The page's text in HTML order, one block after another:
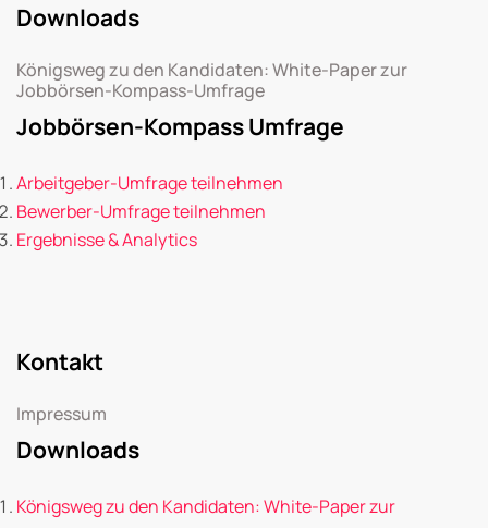
Downloads
Königsweg zu den Kandidaten: White-Paper zur
Jobbörsen-Kompass-Umfrage
Jobbörsen-Kompass Umfrage
Arbeitgeber-Umfrage teilnehmen
Bewerber-Umfrage teilnehmen
Ergebnisse & Analytics
Kontakt
Impressum
Downloads
Königsweg zu den Kandidaten: White-Paper zur